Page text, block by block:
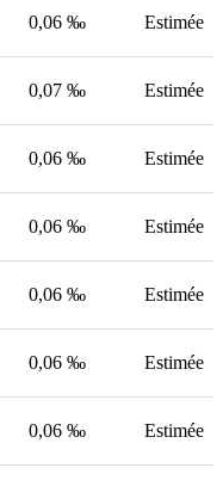
0,06 ‰ Estimée
0,07 ‰ Estimée
0,06 ‰ Estimée
0,06 ‰ Estimée
0,06 ‰ Estimée
0,06 ‰ Estimée
0,06 ‰ Estimée